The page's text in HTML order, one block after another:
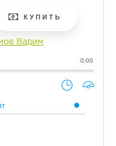
КУПИТЬ
Вадим
0:00